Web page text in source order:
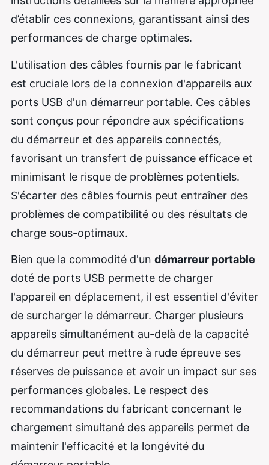
d’établir ces connexions, garantissant ainsi des
performances de charge optimales.
L'utilisation des câbles fournis par le fabricant
est cruciale lors de la connexion d'appareils aux
ports USB d'un démarreur portable. Ces câbles
sont conçus pour répondre aux spécifications
du démarreur et des appareils connectés,
favorisant un transfert de puissance efficace et
minimisant le risque de problèmes potentiels.
S'écarter des câbles fournis peut entraîner des
problèmes de compatibilité ou des résultats de
charge sous-optimaux.
Bien que la commodité d'un démarreur portable
doté de ports USB permette de charger
l'appareil en déplacement, il est essentiel d'éviter
de surcharger le démarreur. Charger plusieurs
appareils simultanément au-delà de la capacité
du démarreur peut mettre à rude épreuve ses
réserves de puissance et avoir un impact sur ses
performances globales. Le respect des
recommandations du fabricant concernant le
chargement simultané des appareils permet de
maintenir l'efficacité et la longévité du